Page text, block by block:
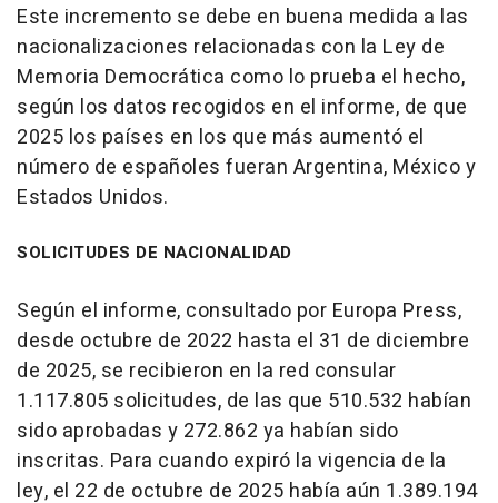
Este incremento se debe en buena medida a las
nacionalizaciones relacionadas con la Ley de
Memoria Democrática como lo prueba el hecho,
según los datos recogidos en el informe, de que
2025 los países en los que más aumentó el
número de españoles fueran Argentina, México y
Estados Unidos.
SOLICITUDES DE NACIONALIDAD
Según el informe, consultado por Europa Press,
desde octubre de 2022 hasta el 31 de diciembre
de 2025, se recibieron en la red consular
1.117.805 solicitudes, de las que 510.532 habían
sido aprobadas y 272.862 ya habían sido
inscritas. Para cuando expiró la vigencia de la
ley, el 22 de octubre de 2025 había aún 1.389.194